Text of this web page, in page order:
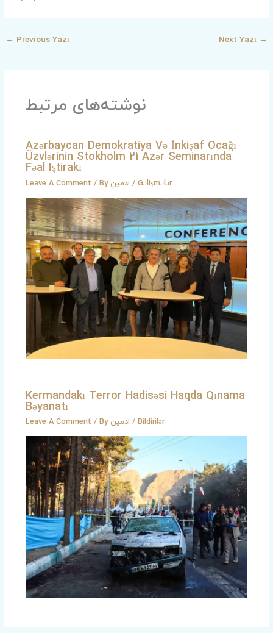
← Previous Yazı Next Yazı →
نوشته‌های مرتبط
Azərbaycan Demokratiya Və İnkişaf Ocağı
Üzvlərinin Stokholm 21 Azər Seminarında
Fəal Iştirakı
Leave A Comment / By / Gəlişmələr
Kermandakı Terror Hadisəsi Haqda Qınama
Bəyanatı
Leave A Comment / By / Bildirilər